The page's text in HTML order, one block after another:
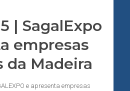
| SagalExpo
empresas
da Madeira
e apresenta empresas